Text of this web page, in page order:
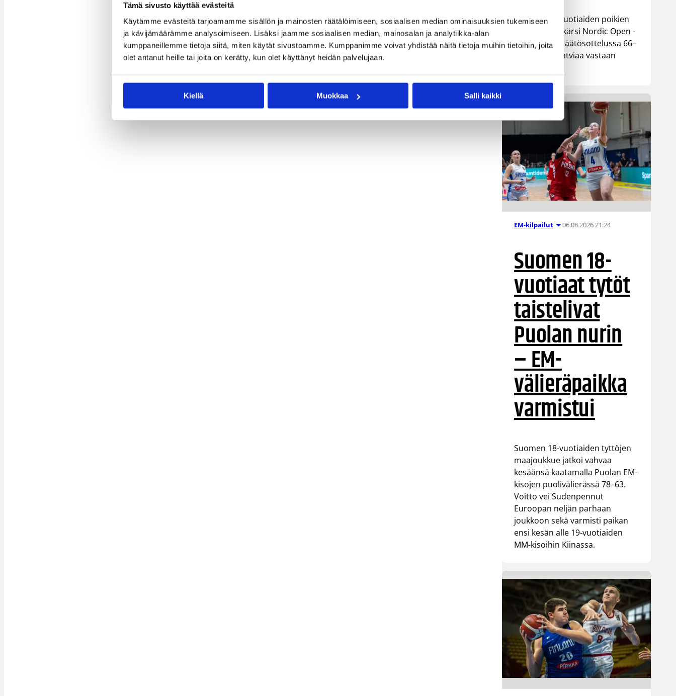
Tämä sivusto käyttää evästeitä
Käytämme evästeitä tarjoamamme sisällön ja mainosten räätälöimiseen, sosiaalisen median ominaisuuksien tukemiseen
ja kävijämäärämme analysoimiseen. Lisäksi jaamme sosiaalisen median, mainosalan ja analytiikka-alan
kumppaneillemme tietoja siitä, miten käytät sivustoamme. Kumppanimme voivat yhdistää näitä tietoja muihin tietoihin, joita
olet antanut heille tai joita on kerätty, kun olet käyttänyt heidän palvelujaan.
Kiellä Muokkaa Salli kaikki
Suomen 15-vuotiaiden poikien
maajoukkue kärsi Nordic Open -
turnauksen päätösottelussa 66–
74-tappion Latviaa vastaan
EM-kilpailut 06.08.2026 21:24
Suomen 18-
vuotiaat tytöt
taistelivat
Puolan nurin
– EM-
välieräpaikka
varmistui
Suomen 18-vuotiaiden tyttöjen
maajoukkue jatkoi vahvaa
kesäänsä kaatamalla Puolan EM-
kisojen puolivälierässä 78–63.
Voitto vei Sudenpennut
Euroopan neljän parhaan
joukkoon sekä varmisti paikan
ensi kesän alle 19-vuotiaiden
MM-kisoihin Kiinassa.